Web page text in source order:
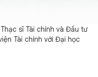
sĩ Tài chính và Đầu tư
Tài chính với Đại học